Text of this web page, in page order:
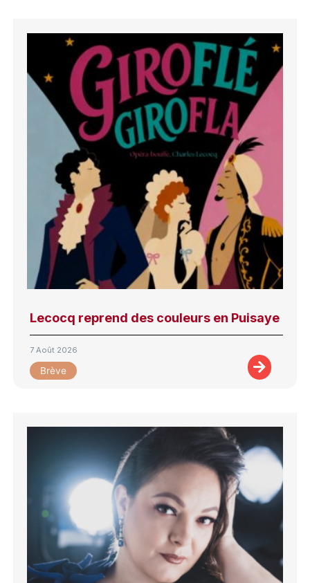
Lecocq reprend des couleurs en Puisaye
7 Août 2026
Brève